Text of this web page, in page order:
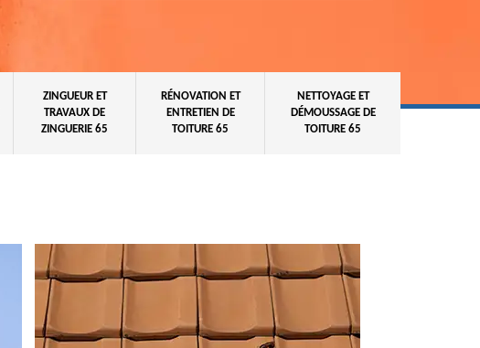
ZINGUEUR ET
TRAVAUX DE
ZINGUERIE 65
RÉNOVATION ET
ENTRETIEN DE
TOITURE 65
NETTOYAGE ET
DÉMOUSSAGE DE
TOITURE 65